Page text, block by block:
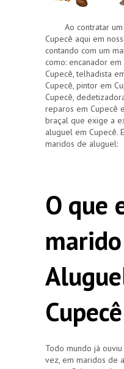
Ao contratar um
Cupecê aqui em
contando com um
como: encanador
Cupecê, telhadista
Cupecê, pintor em
Cupecê,
reparos em Cupecê
braçal que exige a
aluguel em Cupecê.
maridos de aluguel:
O que
Cupecê
Todo mundo já
vez, em maridos de